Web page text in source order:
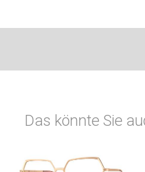
Das könnte Sie